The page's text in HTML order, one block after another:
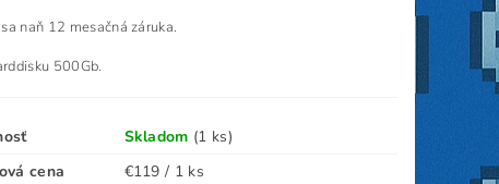
naň 12 mesačná záruka.
500Gb.
Skladom (1 ks)
cena
€119 / 1 ks